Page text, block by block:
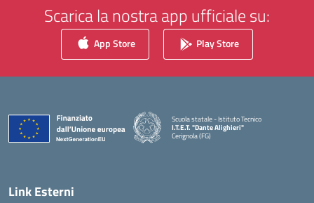
Scarica la nostra app ufficiale su:
App Store Play Store
Scuola statale - Istituto Tecnico
I.T.E.T. "Dante Alighieri"
Cerignola (FG)
— Visita la pagina iniziale della scuola
Link Esterni